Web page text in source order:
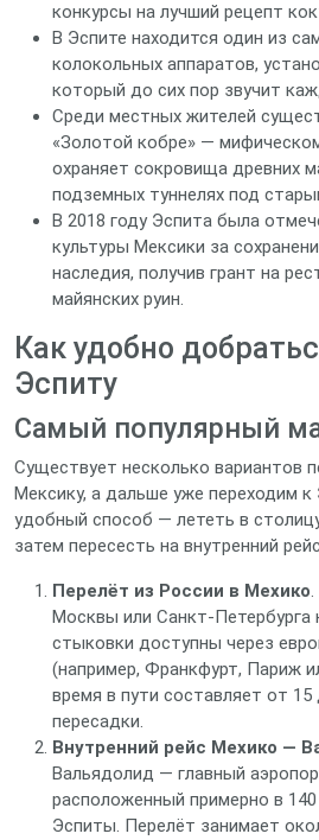
конкурсы на лучший рецепт
В Эспите находится один из
колокольных аппаратов,
который до сих пор звучит
Среди местных жителей
«Золотой кобре» —
охраняет сокровища древних
подземных туннелях под
В 2018 году Эспита была
культуры Мексики за
наследия, получив грант на
майянских руин.
Как удобно
Эспиту
Самый популярный
Существует несколько вариантов
Мексику, а дальше уже переходим к
удобный способ — лететь в
затем пересесть на внутренний
Перелёт из России в Мехико.
Москвы или Санкт‑Петербурга
стыковки доступны через
(например, Франкфурт, Париж
время в пути составляет от
пересадки.
Внутренний рейс Мехико —
Вальядолид — главный
расположенный примерно в
Эспиты. Перелёт занимает